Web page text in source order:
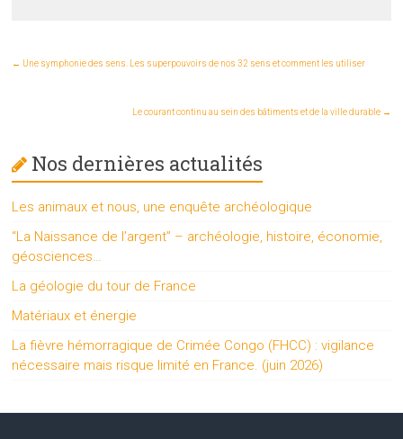
← Une symphonie des sens. Les superpouvoirs de nos 32 sens et comment les utiliser
Le courant continu au sein des bâtiments et de la ville durable →
Nos dernières actualités
Les animaux et nous, une enquête archéologique
“La Naissance de l’argent” – archéologie, histoire, économie,
géosciences…
La géologie du tour de France
Matériaux et énergie
La fièvre hémorragique de Crimée Congo (FHCC) : vigilance
nécessaire mais risque limité en France. (juin 2026)